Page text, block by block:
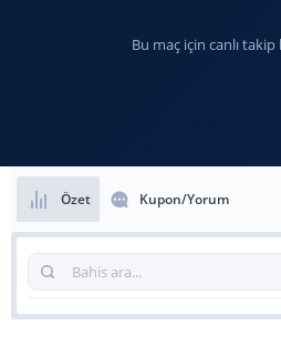
Bu maç için canlı
Özet Kupon/Yorum